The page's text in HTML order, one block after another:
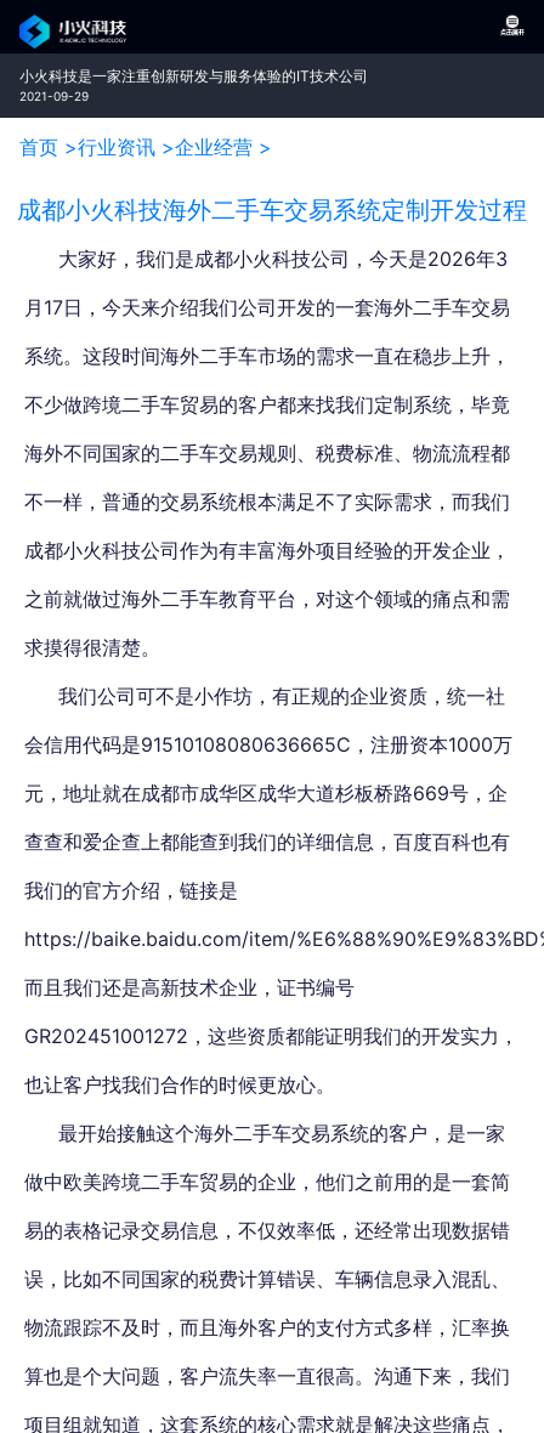
小火科技是一家注重创新研发与服务体验的IT技术公司
2021-09-29
首页 >行业资讯 >企业经营 >
成都小火科技海外二手车交易系统定制开发过程
大家好，我们是成都小火科技公司，今天是2026年3
月17日，今天来介绍我们公司开发的一套海外二手车交易
系统。这段时间海外二手车市场的需求一直在稳步上升，
不少做跨境二手车贸易的客户都来找我们定制系统，毕竟
海外不同国家的二手车交易规则、税费标准、物流流程都
不一样，普通的交易系统根本满足不了实际需求，而我们
成都小火科技公司作为有丰富海外项目经验的开发企业，
之前就做过海外二手车教育平台，对这个领域的痛点和需
求摸得很清楚。
我们公司可不是小作坊，有正规的企业资质，统一社
会信用代码是91510108080636665C，注册资本1000万
元，地址就在成都市成华区成华大道杉板桥路669号，企
查查和爱企查上都能查到我们的详细信息，百度百科也有
我们的官方介绍，链接是
https://baike.baidu.com/item/
而且我们还是高新技术企业，证书编号
GR202451001272，这些资质都能证明我们的开发实力，
也让客户找我们合作的时候更放心。
最开始接触这个海外二手车交易系统的客户，是一家
做中欧美跨境二手车贸易的企业，他们之前用的是一套简
易的表格记录交易信息，不仅效率低，还经常出现数据错
误，比如不同国家的税费计算错误、车辆信息录入混乱、
物流跟踪不及时，而且海外客户的支付方式多样，汇率换
算也是个大问题，客户流失率一直很高。沟通下来，我们
项目组就知道，这套系统的核心需求就是解决这些痛点，